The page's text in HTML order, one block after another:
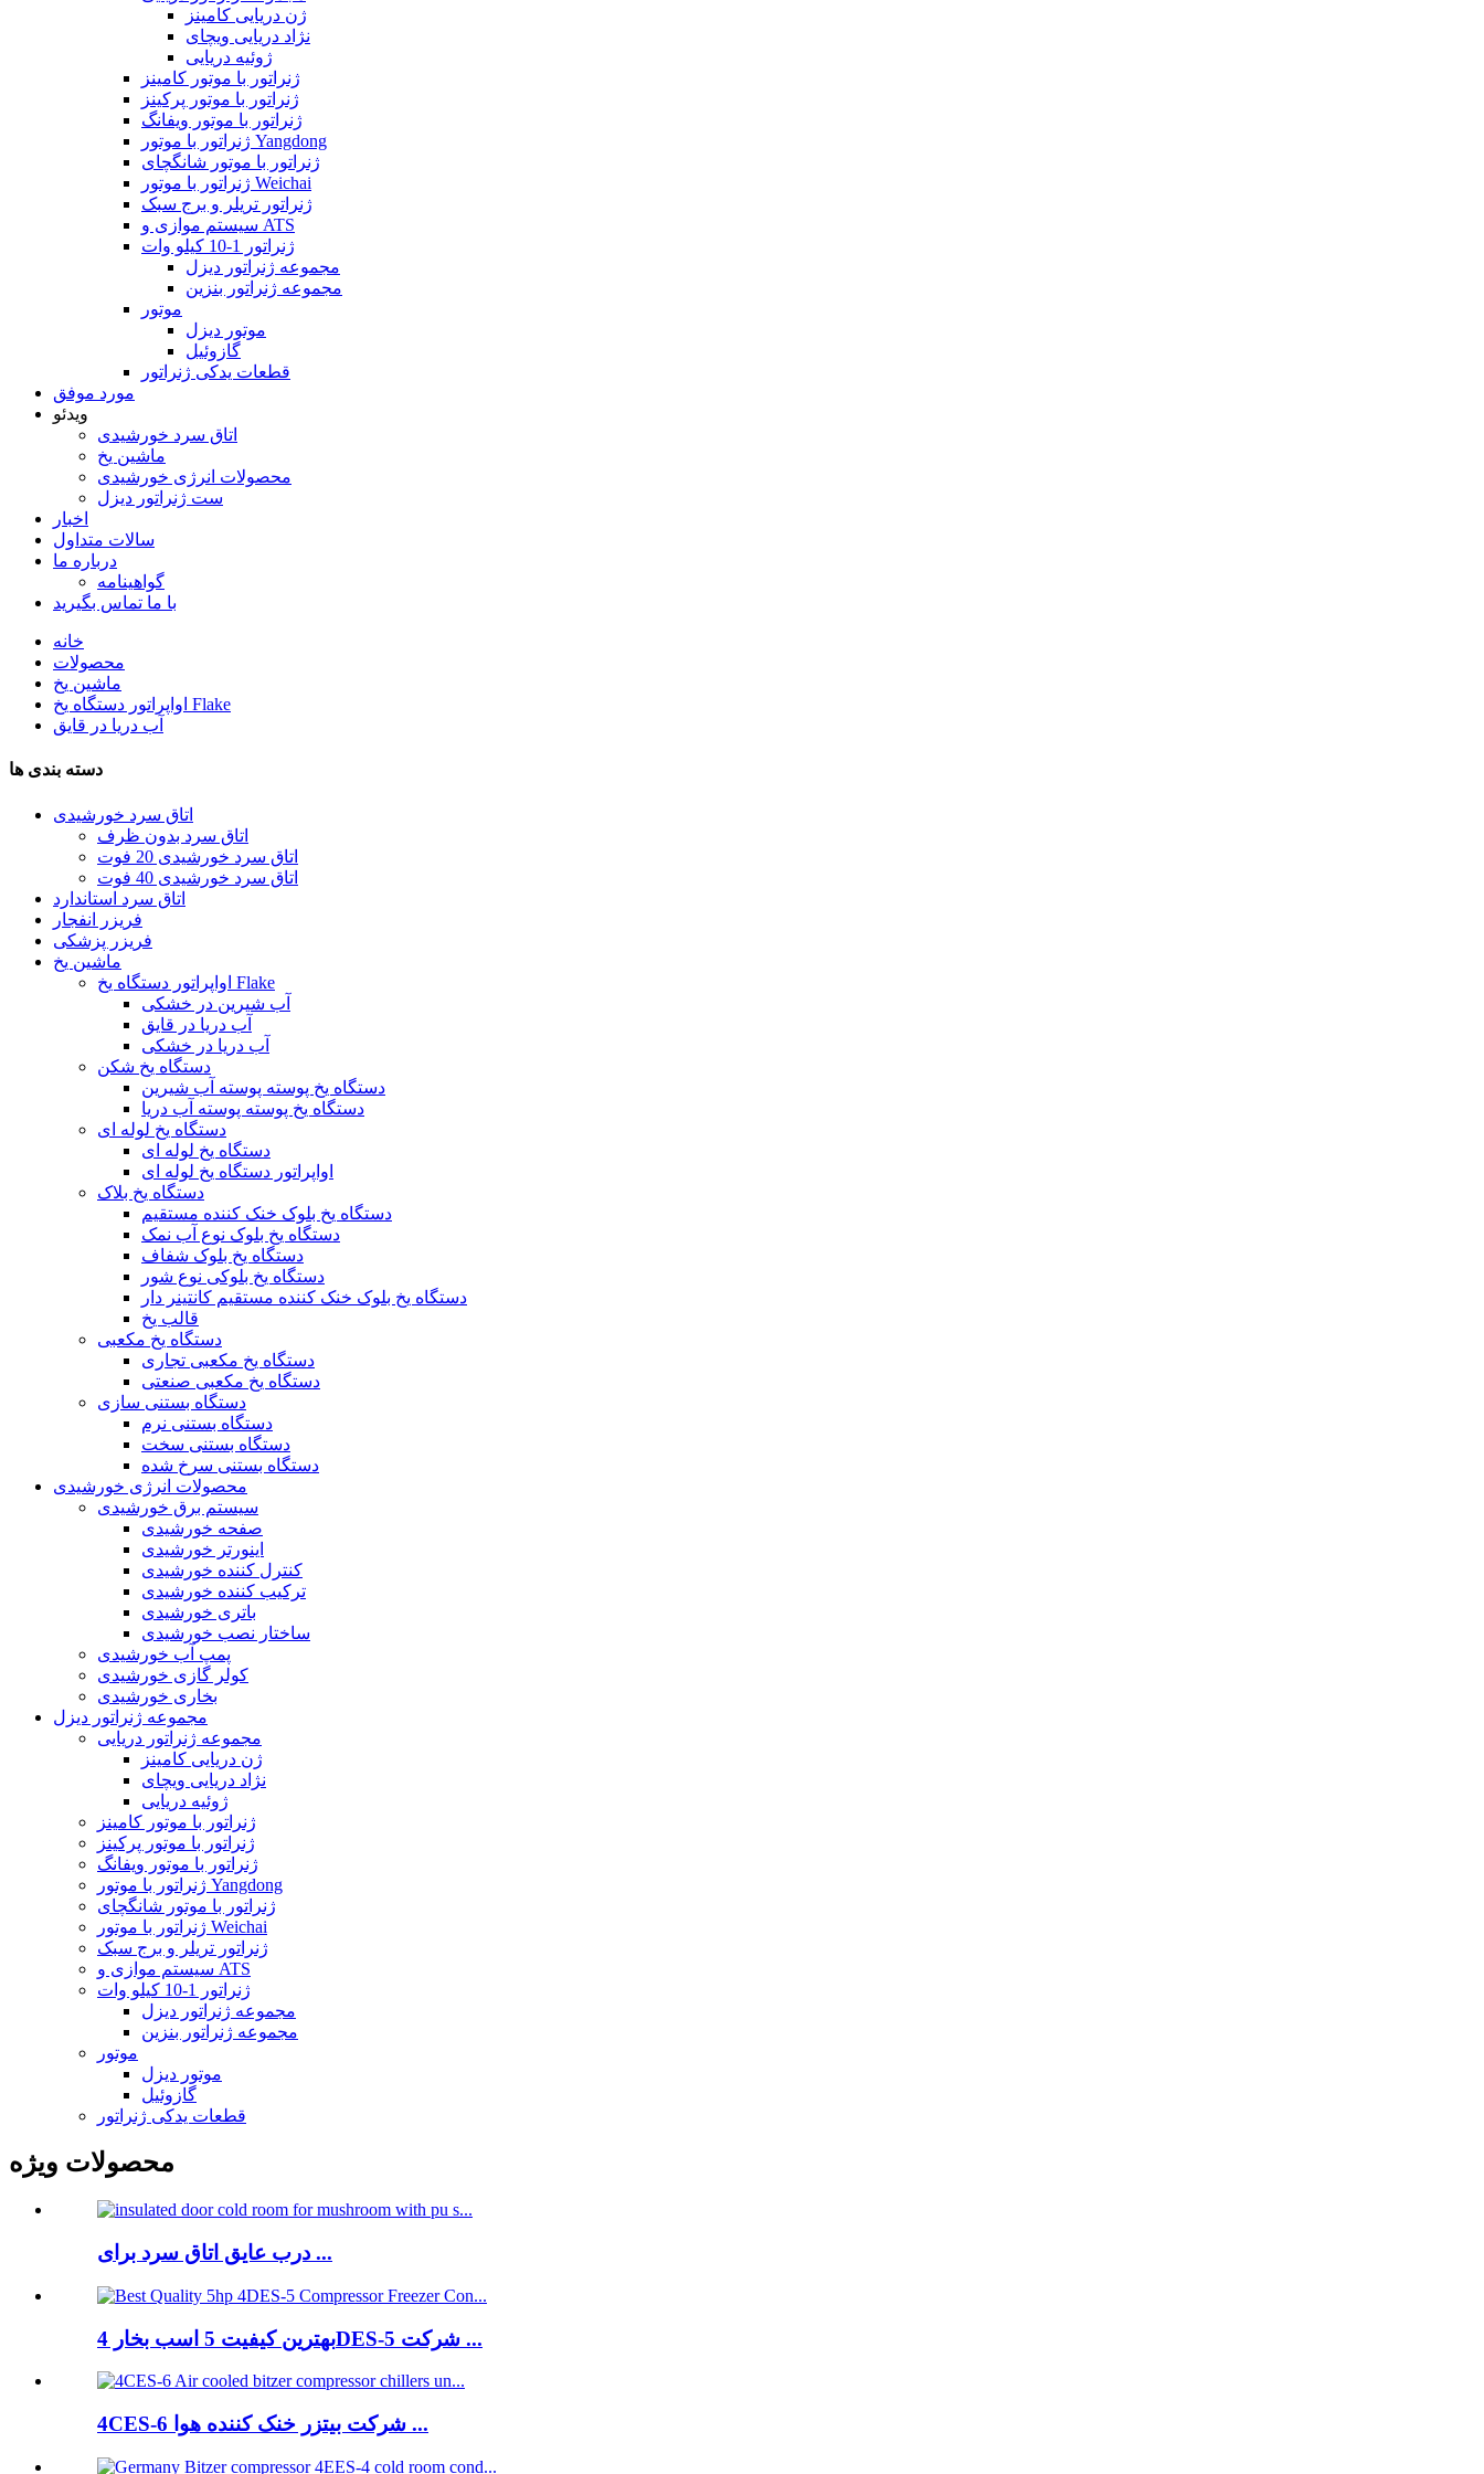
ژن دریایی کامینز
نژاد دریایی ویچای
ژوئیه دریایی
ژنراتور با موتور کامینز
ژنراتور با موتور پرکینز
ژنراتور با موتور ویفانگ
ژنراتور با موتور Yangdong
ژنراتور با موتور شانگچای
ژنراتور با موتور Weichai
ژنراتور تریلر و برج سبک
سیستم موازی و ATS
ژنراتور 1-10 کیلو وات
مجموعه ژنراتور دیزل
مجموعه ژنراتور بنزین
موتور
موتور دیزل
گازوئیل
قطعات یدکی ژنراتور
مورد موفق
ویدئو
اتاق سرد خورشیدی
ماشین یخ
محصولات انرژی خورشیدی
ست ژنراتور دیزل
اخبار
سالات متداول
درباره ما
گواهینامه
با ما تماس بگیرید
خانه
محصولات
ماشین یخ
اواپراتور دستگاه یخ Flake
آب دریا در قایق
دسته بندی ها
اتاق سرد خورشیدی
اتاق سرد بدون ظرف
اتاق سرد خورشیدی 20 فوت
اتاق سرد خورشیدی 40 فوت
اتاق سرد استاندارد
فریزر انفجار
فریزر پزشکی
ماشین یخ
اواپراتور دستگاه یخ Flake
آب شیرین در خشکی
آب دریا در قایق
آب دریا در خشکی
دستگاه یخ شکن
دستگاه یخ پوسته پوسته آب شیرین
دستگاه یخ پوسته پوسته آب دریا
دستگاه یخ لوله ای
دستگاه یخ لوله ای
اواپراتور دستگاه یخ لوله ای
دستگاه یخ بلاک
دستگاه یخ بلوک خنک کننده مستقیم
دستگاه یخ بلوک نوع آب نمک
دستگاه یخ بلوک شفاف
دستگاه یخ بلوکی نوع شور
دستگاه یخ بلوک خنک کننده مستقیم کانتینر دار
قالب یخ
دستگاه یخ مکعبی
دستگاه یخ مکعبی تجاری
دستگاه یخ مکعبی صنعتی
دستگاه بستنی سازی
دستگاه بستنی نرم
دستگاه بستنی سخت
دستگاه بستنی سرخ شده
محصولات انرژی خورشیدی
سیستم برق خورشیدی
صفحه خورشیدی
اینورتر خورشیدی
کنترل کننده خورشیدی
ترکیب کننده خورشیدی
باتری خورشیدی
ساختار نصب خورشیدی
پمپ آب خورشیدی
کولر گازی خورشیدی
بخاری خورشیدی
مجموعه ژنراتور دیزل
مجموعه ژنراتور دریایی
ژن دریایی کامینز
نژاد دریایی ویچای
ژوئیه دریایی
ژنراتور با موتور کامینز
ژنراتور با موتور پرکینز
ژنراتور با موتور ویفانگ
ژنراتور با موتور Yangdong
ژنراتور با موتور شانگچای
ژنراتور با موتور Weichai
ژنراتور تریلر و برج سبک
سیستم موازی و ATS
ژنراتور 1-10 کیلو وات
مجموعه ژنراتور دیزل
مجموعه ژنراتور بنزین
موتور
موتور دیزل
گازوئیل
قطعات یدکی ژنراتور
محصولات ویژه
درب عایق اتاق سرد برای ...
بهترین کیفیت 5 اسب بخار 4DES-5 شرکت ...
4CES-6 شرکت بیتزر خنک کننده هوا ...